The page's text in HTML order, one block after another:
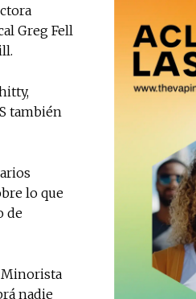
harm reduction in your email.
SUBSCRIBIRSE
Greg Fell
también
lo que
de
Minorista
nadie